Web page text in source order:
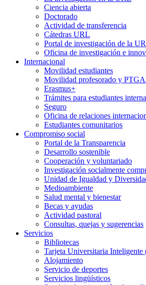
Ciencia abierta
Doctorado
Actividad de transferencia
Cátedras URL
Portal de investigación de la
Oficina de investigación e
Internacional
Movilidad estudiantes
Movilidad profesorado y
Erasmus+
Trámites para estudiantes
Seguro
Oficina de relaciones
Estudiantes comunitarios
Compromiso social
Portal de la Transparencia
Desarrollo sostenible
Cooperación y voluntariado
Investigación socialmente
Unidad de Igualdad y
Medioambiente
Salud mental y bienestar
Becas y ayudas
Actividad pastoral
Consultas, quejas y sugerencias
Servicios
Bibliotecas
Tarjeta Universitaria
Alojamiento
Servicio de deportes
Servicios lingüísticos